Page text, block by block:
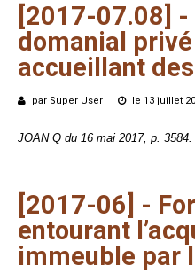
[2017-07.08] -
domanial privé
accueillant des
par Super User le 13 juillet
JOAN Q du 16 mai 2017, p.
[2017-06] -
entourant
immeuble par